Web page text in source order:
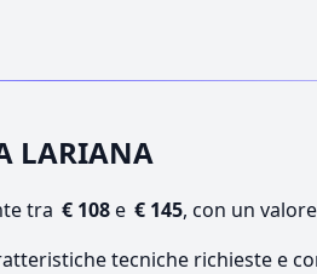
LARIANA
tra € 108e € 145, con un
tecniche richieste e